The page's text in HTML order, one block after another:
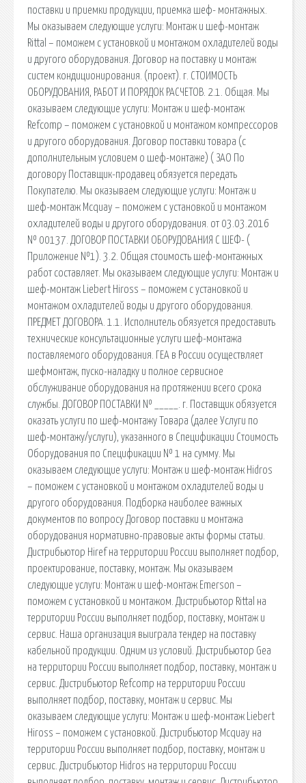
поставки и приемки продукции, приемка шеф- монтажных.
Мы оказываем следующие услуги: Монтаж и шеф-монтаж
Rittal – поможем с установкой и монтажом охладителей воды
и другого оборудования. Договор на поставку и монтаж
систем кондиционирования. (проект). г. СТОИМОСТЬ
ОБОРУДОВАНИЯ, РАБОТ И ПОРЯДОК РАСЧЕТОВ. 2.1. Общая. Мы
оказываем следующие услуги: Монтаж и шеф-монтаж
Refcomp – поможем с установкой и монтажом компрессоров
и другого оборудования. Договор поставки товара (с
дополнительным условием о шеф-монтаже) ( ЗАО По
договору Поставщик-продавец обязуется передать
Покупателю. Мы оказываем следующие услуги: Монтаж и
шеф-монтаж Mcquay – поможем с установкой и монтажом
охладителей воды и другого оборудования. от 03.03.2016
№ 00137. ДОГОВОР ПОСТАВКИ ОБОРУДОВАНИЯ С ШЕФ- (
Приложение №1). 3.2. Общая стоимость шеф-монтажных
работ составляет. Мы оказываем следующие услуги: Монтаж и
шеф-монтаж Liebert Hiross – поможем с установкой и
монтажом охладителей воды и другого оборудования.
ПРЕДМЕТ ДОГОВОРА. 1.1. Исполнитель обязуется предоставить
технические консультационные услуги шеф-монтажа
поставляемого оборудования. ГЕА в России осуществляет
шефмонтаж, пуско-наладку и полное сервисное
обслуживание оборудования на протяжении всего срока
службы. ДОГОВОР ПОСТАВКИ № _____. г. Поставщик обязуется
оказать услуги по шеф-монтажу Товара (далее Услуги по
шеф-монтажу/услуги), указанного в Спецификации Стоимость
Оборудования по Спецификации № 1 на сумму. Мы
оказываем следующие услуги: Монтаж и шеф-монтаж Hidros
– поможем с установкой и монтажом охладителей воды и
другого оборудования. Подборка наиболее важных
документов по вопросу Договор поставки и монтажа
оборудования нормативно-правовые акты формы статьи.
Дистрибьютор Hiref на территории России выполняет подбор,
проектирование, поставку, монтаж. Мы оказываем
следующие услуги: Монтаж и шеф-монтаж Emerson –
поможем с установкой и монтажом. Дистрибьютор Rittal на
территории России выполняет подбор, поставку, монтаж и
сервис. Наша организация выиграла тендер на поставку
кабельной продукции. Одним из условий. Дистрибьютор Gea
на территории России выполняет подбор, поставку, монтаж и
сервис. Дистрибьютор Refcomp на территории России
выполняет подбор, поставку, монтаж и сервис. Мы
оказываем следующие услуги: Монтаж и шеф-монтаж Liebert
Hiross – поможем с установкой. Дистрибьютор Mcquay на
территории России выполняет подбор, поставку, монтаж и
сервис. Дистрибьютор Hidros на территории России